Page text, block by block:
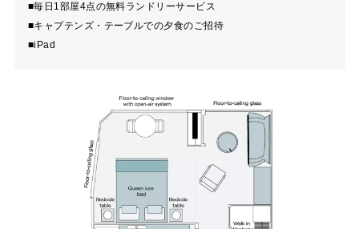
■毎日1部屋4点の無料ランドリーサービス
■キャプテンズ・テーブルでの夕食のご招待
■iPad